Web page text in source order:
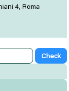
4, Roma